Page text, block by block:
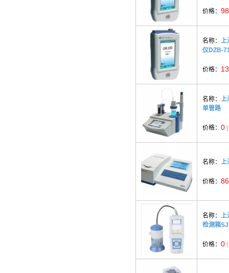
价格：
名称： 上
仪DZB-
价格：
名称： 上
单管路
价格： 0
名称： 上
价格：
名称： 上
检测箱
价格： 0